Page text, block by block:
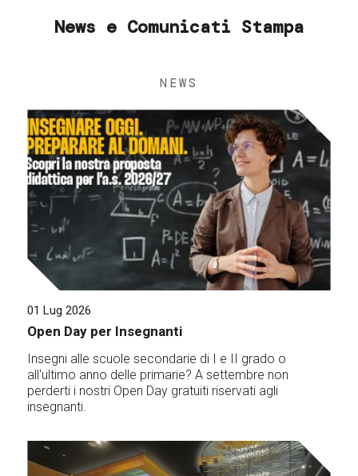
News e Comunicati Stampa
NEWS
01 Lug 2026
Open Day per Insegnanti
Insegni alle scuole secondarie di I e II grado o
all'ultimo anno delle primarie? A settembre non
perderti i nostri Open Day gratuiti riservati agli
insegnanti.